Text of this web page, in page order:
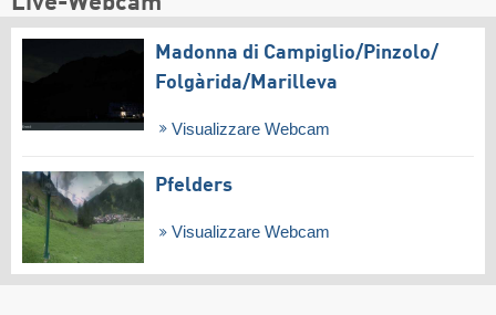
Madonna di Campiglio/​Pinzolo/​
Folgàrida/​Marilleva
Visualizzare Webcam
Pfelders
Visualizzare Webcam